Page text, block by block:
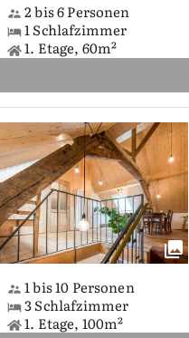
2 bis 6 Personen
1 Schlafzimmer
1. Etage, 60m²
1 bis 10 Personen
3 Schlafzimmer
1. Etage, 100m²